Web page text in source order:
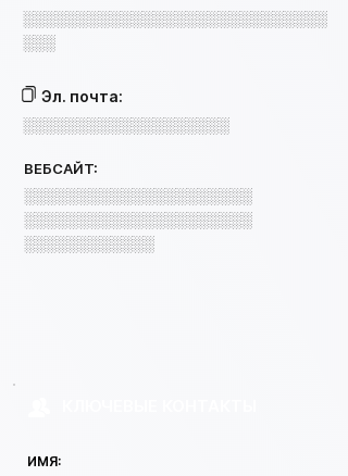
░░░░░░░░░░░░░░░░░░░░░░░░░░░░
░░░
Эл. почта:
░░░░░░░░░░░░░░░░░░░
ВЕБСАЙТ:
░░░░░░░░░░░░░░░░░░░░░
░░░░░░░░░░░░░░░░░░░░░
░░░░░░░░░░░░
ИМЯ: